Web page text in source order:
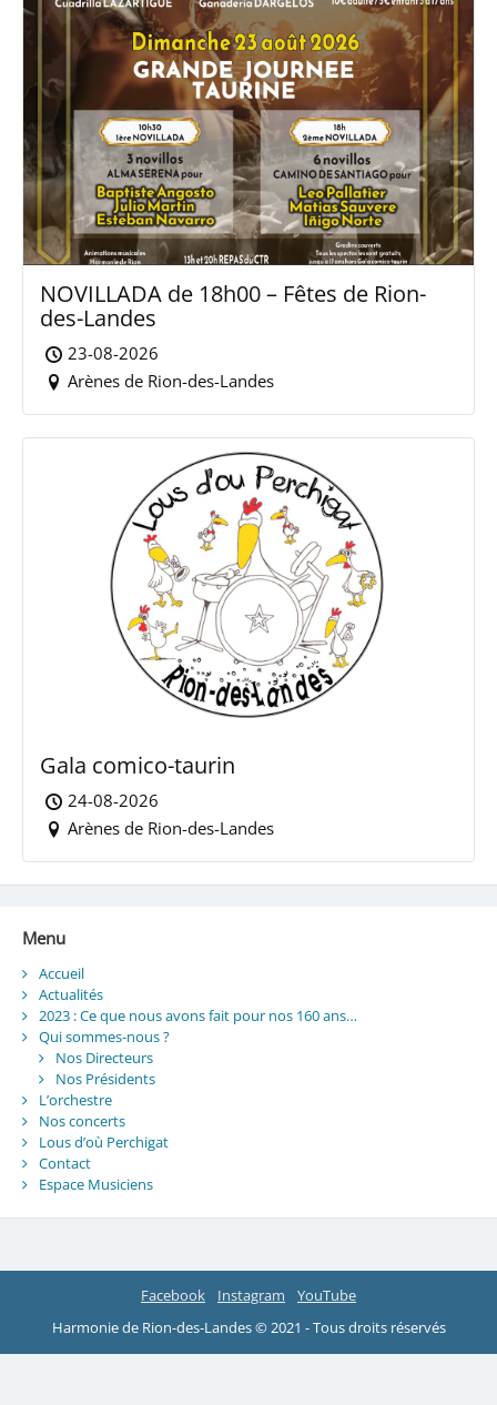
NOVILLADA de 18h00 – Fêtes de Rion-
des-Landes
23-08-2026
Arènes de Rion-des-Landes
Gala comico-taurin
24-08-2026
Arènes de Rion-des-Landes
Menu
Accueil
Actualités
2023 : Ce que nous avons fait pour nos 160 ans…
Qui sommes-nous ?
Nos Directeurs
Nos Présidents
L’orchestre
Nos concerts
Lous d’où Perchigat
Contact
Espace Musiciens
Facebook Instagram
YouTube
Harmonie de Rion-des-Landes © 2021 - Tous droits réservés